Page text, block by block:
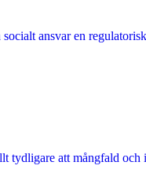
ansvar en
tydligare att mångfald